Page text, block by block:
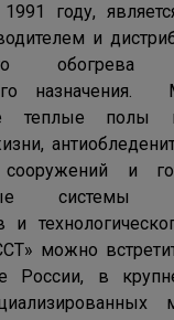
году,
и
назначения.
теплые полы
и
системы
и
можно
России, в